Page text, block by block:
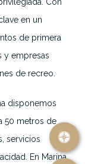
en un
de primera
y empresas
de recreo.
disponemos
50 metros de
servicios
En Marina